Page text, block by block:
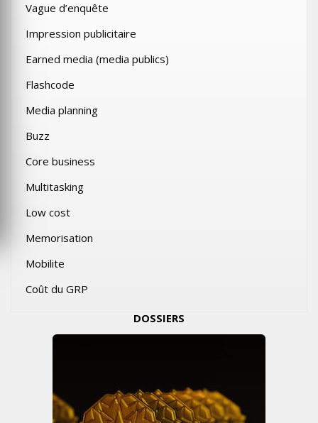
Vague d’enquête
Impression publicitaire
Earned media (media publics)
Flashcode
Media planning
Buzz
Core business
Multitasking
Low cost
Memorisation
Mobilite
Coût du GRP
DOSSIERS